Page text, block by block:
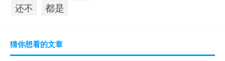
还不 都是
猜你想看的文章